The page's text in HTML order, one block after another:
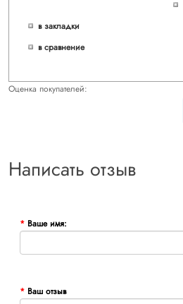
в закладки
в сравнение
Оценка покупателей:
Написать отзыв
Ваше имя:
Ваш отзыв